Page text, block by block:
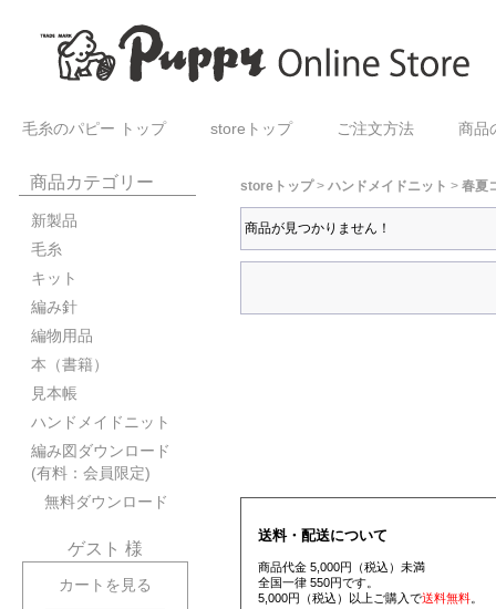
毛糸のパピー トップ storeトップ ご注文方法 商品
商品カテゴリー
新製品
毛糸
キット
編み針
編物用品
本（書籍）
見本帳
ハンドメイドニット
編み図ダウンロード
(有料：会員限定)
無料ダウンロード
ゲスト 様
カートを見る
storeトップ> ハンドメイドニット > 春夏
商品が見つかりません！
送料・配送について
商品代金 5,000円（税込）未満
全国一律 550円です。
5,000円（税込）以上ご購入で送料無料。